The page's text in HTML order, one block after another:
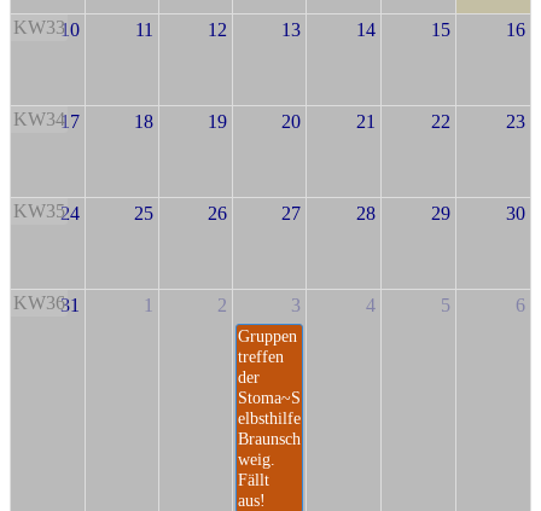
KW3310 11 12 13 14 15 16
KW3417 18 19 20 21 22 23
KW3524 25 26 27 28 29 30
KW3631 1 2 3
Gruppen
treffen
der
Stoma~S
elbsthilfe
Braunsch
weig.
Fällt
aus!
4 5 6